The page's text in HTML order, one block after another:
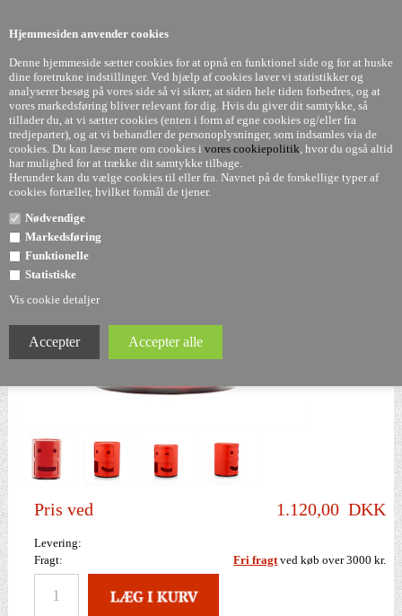
Hjemmesiden anvender cookies
Denne hjemmeside sætter cookies for at opnå en funktionel side og for at huske
dine foretrukne indstillinger. Ved hjælp af cookies laver vi statistikker og
analyserer besøg på vores side så vi sikrer, at siden hele tiden forbedres, og at
vores markedsføring bliver relevant for dig. Hvis du giver dit samtykke, så
tillader du, at vi sætter cookies (enten i form af egne cookies og/eller fra
tredjeparter), og at vi behandler de personoplysninger, som indsamles via de
cookies. Du kan læse mere om cookies i vores cookiepolitik, hvor du også altid
har mulighed for at trække dit samtykke tilbage.
Herunder kan du vælge cookies til eller fra. Navnet på de forskellige typer af
cookies fortæller, hvilket formål de tjener.
Nødvendige
Markedsføring
Funktionelle
Statistiske
Vis cookie detaljer
Componibili - SMILE 2 k - 2. rum - Kartell
Pris ved 1.120,00 DKK
Levering:
Fragt:
Fri fragt ved køb over 3000 kr.